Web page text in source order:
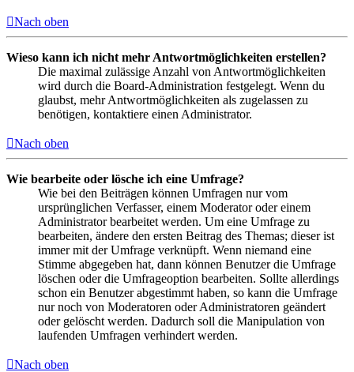
Nach oben
Wieso kann ich nicht mehr Antwortmöglichkeiten erstellen?
Die maximal zulässige Anzahl von Antwortmöglichkeiten
wird durch die Board-Administration festgelegt. Wenn du
glaubst, mehr Antwortmöglichkeiten als zugelassen zu
benötigen, kontaktiere einen Administrator.
Nach oben
Wie bearbeite oder lösche ich eine Umfrage?
Wie bei den Beiträgen können Umfragen nur vom
ursprünglichen Verfasser, einem Moderator oder einem
Administrator bearbeitet werden. Um eine Umfrage zu
bearbeiten, ändere den ersten Beitrag des Themas; dieser ist
immer mit der Umfrage verknüpft. Wenn niemand eine
Stimme abgegeben hat, dann können Benutzer die Umfrage
löschen oder die Umfrageoption bearbeiten. Sollte allerdings
schon ein Benutzer abgestimmt haben, so kann die Umfrage
nur noch von Moderatoren oder Administratoren geändert
oder gelöscht werden. Dadurch soll die Manipulation von
laufenden Umfragen verhindert werden.
Nach oben